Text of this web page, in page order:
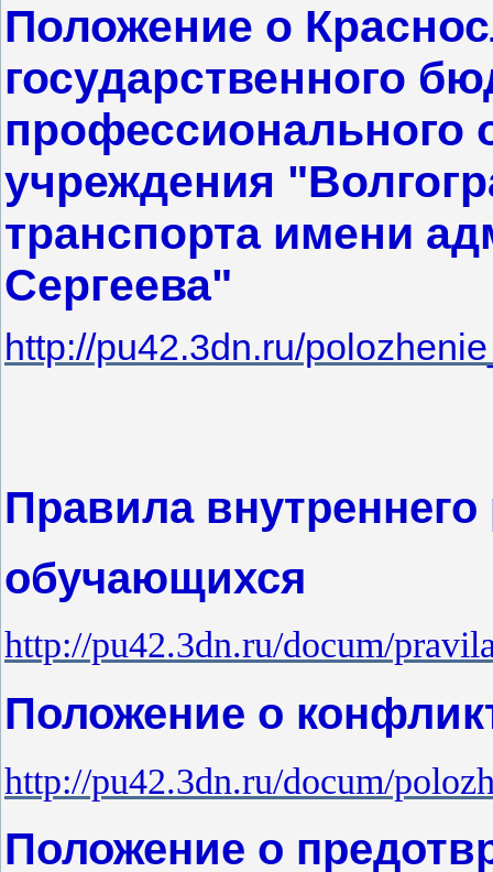
Положение о
государственного
профессионального
учреждения
транспорта имени
Сергеева"
http://pu42.3dn.ru/
Правила внутренне
обучающихся
http://pu42.3dn.ru/docum/
Положение о
http://pu42.3dn.ru/docum/
Положение о